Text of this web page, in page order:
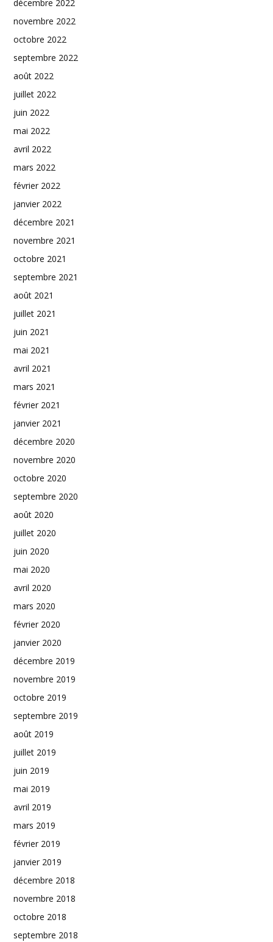
décembre 2022
novembre 2022
octobre 2022
septembre 2022
août 2022
juillet 2022
juin 2022
mai 2022
avril 2022
mars 2022
février 2022
janvier 2022
décembre 2021
novembre 2021
octobre 2021
septembre 2021
août 2021
juillet 2021
juin 2021
mai 2021
avril 2021
mars 2021
février 2021
janvier 2021
décembre 2020
novembre 2020
octobre 2020
septembre 2020
août 2020
juillet 2020
juin 2020
mai 2020
avril 2020
mars 2020
février 2020
janvier 2020
décembre 2019
novembre 2019
octobre 2019
septembre 2019
août 2019
juillet 2019
juin 2019
mai 2019
avril 2019
mars 2019
février 2019
janvier 2019
décembre 2018
novembre 2018
octobre 2018
septembre 2018